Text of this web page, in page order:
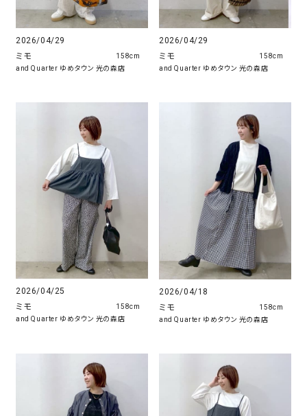
2026/04/29
ミモ
and Quarter ゆめタウン 光の森店
158cm
2026/04/29
ミモ
and Quarter ゆめタウン 光の森店
158cm
2026/04/25
ミモ
and Quarter ゆめタウン 光の森店
158cm
2026/04/18
ミモ
and Quarter ゆめタウン 光の森店
158cm